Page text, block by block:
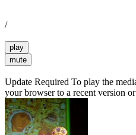
/
play
mute
Update Required To play the
your browser to a recent version